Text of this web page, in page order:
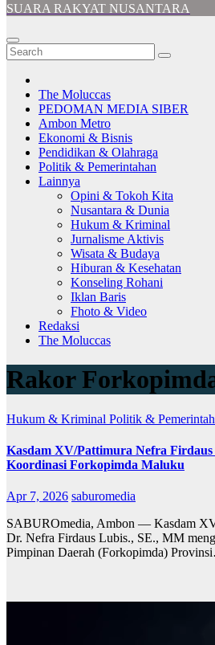
SUARA RAKYAT NUSANTARA
The Moluccas
PEDOMAN MEDIA SIBER
Ambon Metro
Ekonomi & Bisnis
Pendidikan & Olahraga
Politik & Pemerintahan
Lainnya
Opini & Tokoh Kita
Nusantara & Dunia
Hukum & Kriminal
Jurnalisme Aktivis
Wisata & Budaya
Hiburan & Kesehatan
Konseling Rohani
Iklan Baris
Fhoto & Video
Redaksi
The Moluccas
Rakor
Hukum & Kriminal Politik &
Kasdam XV/Pattimura Nefra
Koordinasi Forkopimda Maluku
Apr 7, 2026 saburomedia
SABUROmedia, Ambon — Kasdam
Dr. Nefra Firdaus Lubis., SE., MM
Pimpinan Daerah (Forkopimda)